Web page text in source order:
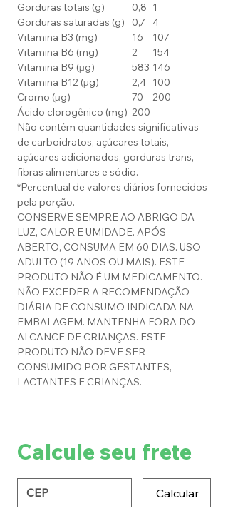
Gorduras totais (g)
0,8 1
Gorduras saturadas (g)
0,7
4
Vitamina B3 (mg)
16
107
Vitamina B6 (mg)
2
154
Vitamina B9 (µg)
583 146
Vitamina B12 (µg)
2,4 100
Cromo (µg)
70
200
Ácido clorogênico (mg) 200
Não contém quantidades significativas
de carboidratos, açúcares totais,
açúcares adicionados, gorduras trans,
fibras alimentares e sódio.
*Percentual de valores diários fornecidos
pela porção.
CONSERVE SEMPRE AO ABRIGO DA
LUZ, CALOR E UMIDADE. APÓS
ABERTO, CONSUMA EM 60 DIAS. USO
ADULTO (19 ANOS OU MAIS). ESTE
PRODUTO NÃO É UM MEDICAMENTO.
NÃO EXCEDER A RECOMENDAÇÃO
DIÁRIA DE CONSUMO INDICADA NA
EMBALAGEM. MANTENHA FORA DO
ALCANCE DE CRIANÇAS. ESTE
PRODUTO NÃO DEVE SER
CONSUMIDO POR GESTANTES,
LACTANTES E CRIANÇAS.
Calcule seu frete
Calcular